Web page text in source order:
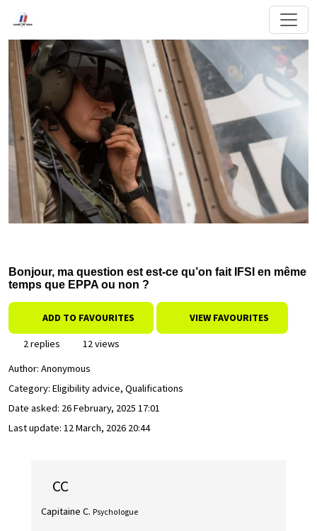
Bonjour, ma question est est-ce qu’on fait IFSI en même
temps que EPPA ou non ?
ADD TO FAVOURITES VIEW FAVOURITES
2 replies
12 views
Author: Anonymous
Category: Eligibility advice, Qualifications
Date asked: 26 February, 2025 17:01
Last update: 12 March, 2026 20:44
CC
Capitaine C. Psychologue